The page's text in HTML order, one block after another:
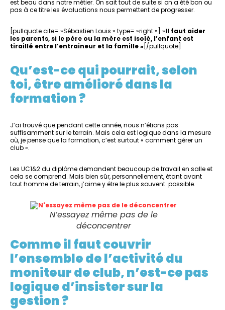
est beau dans notre métier. On sait tout de suite si on a été bon ou
pas à ce titre les évaluations nous permettent de progresser.
[pullquote cite= »Sébastien Louis » type= »right »] »Il faut aider
les parents, si le père ou la mère est isolé, l’enfant est
tiraillé entre l’entraineur et la famille » [/pullquote]
Qu’est-ce qui pourrait, selon
toi, être amélioré dans la
formation ?
J’ai trouvé que pendant cette année, nous n’étions pas
suffisamment sur le terrain. Mais cela est logique dans la mesure
où, je pense que la formation, c’est surtout « comment gérer un
club ».
Les UC1&2 du diplôme demandent beaucoup de travail en salle et
cela se comprend. Mais bien sûr, personnellement, étant avant
tout homme de terrain, j’aime y être le plus souvent possible.
N’essayez même pas de le
déconcentrer
Comme il faut couvrir
l’ensemble de l’activité du
moniteur de club, n’est-ce pas
logique d’insister sur la
gestion ?